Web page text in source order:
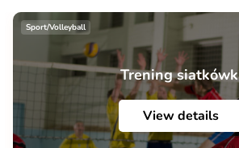
Sport/Volleyball
Trening
View details